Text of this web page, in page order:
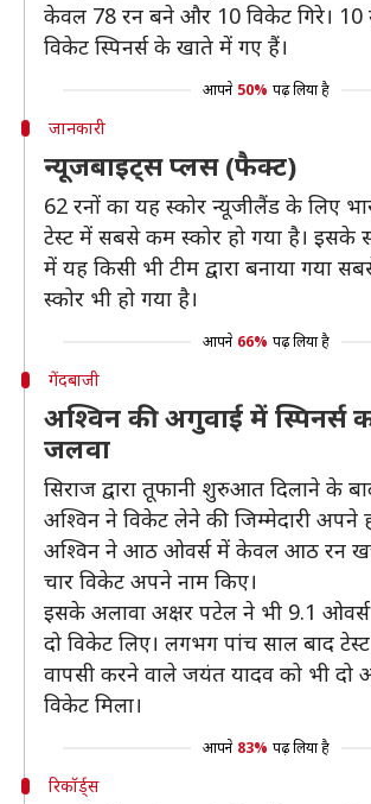
केवल 78 रन बने और 10 विकेट गिरे। 10
विकेट स्पिनर्स के खाते में गए हैं।
आपने 50% पढ़ लिया है
जानकारी
न्यूजबाइट्स प्लस (फैक्ट)
62 रनों का यह स्कोर न्यूजीलैंड के लिए
टेस्ट में सबसे कम स्कोर हो गया है। इसके
में यह किसी भी टीम द्वारा बनाया गया
स्कोर भी हो गया है।
आपने 66% पढ़ लिया है
गेंदबाजी
अश्विन की अगुवाई में स्पिनर्स
जलवा
सिराज द्वारा तूफानी शुरुआत दिलाने के
अश्विन ने विकेट लेने की जिम्मेदारी अपने
अश्विन ने आठ ओवर्स में केवल आठ रन
चार विकेट अपने नाम किए।
इसके अलावा अक्षर पटेल ने भी 9.1
दो विकेट लिए। लगभग पांच साल बाद
वापसी करने वाले जयंत यादव को भी
विकेट मिला।
आपने 83% पढ़ लिया है
रिकॉर्ड्स